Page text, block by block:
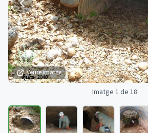
Veure imatge
Imatge 1 de 18